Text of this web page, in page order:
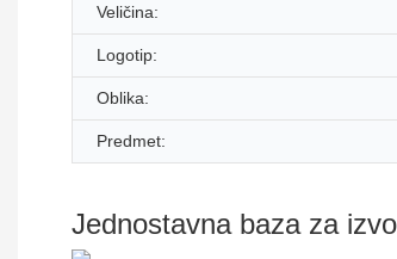
Veličina:
Logotip:
Oblika:
Predmet:
Jednostavna baza za